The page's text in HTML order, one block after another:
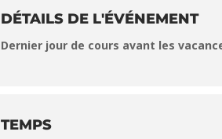
DÉTAILS DE L'ÉVÉNEMENT
Dernier jour de cours avant les
TEMPS